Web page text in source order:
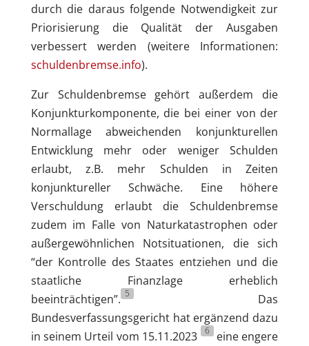
durch die daraus folgende Notwendigkeit zur
Priorisierung die Qualität der Ausgaben
verbessert werden (weitere Informationen:
schuldenbremse.info).
Zur Schuldenbremse gehört außerdem die
Konjunkturkomponente, die bei einer von der
Normallage abweichenden konjunkturellen
Entwicklung mehr oder weniger Schulden
erlaubt, z.B. mehr Schulden in Zeiten
konjunktureller Schwäche. Eine höhere
Verschuldung erlaubt die Schuldenbremse
zudem im Falle von Naturkatastrophen oder
außergewöhnlichen Notsituationen, die sich
“der Kontrolle des Staates entziehen und die
staatliche Finanzlage erheblich
beeinträchtigen”. 5 Das
Bundesverfassungsgericht hat ergänzend dazu
in seinem Urteil vom 15.11.2023
6 eine engere